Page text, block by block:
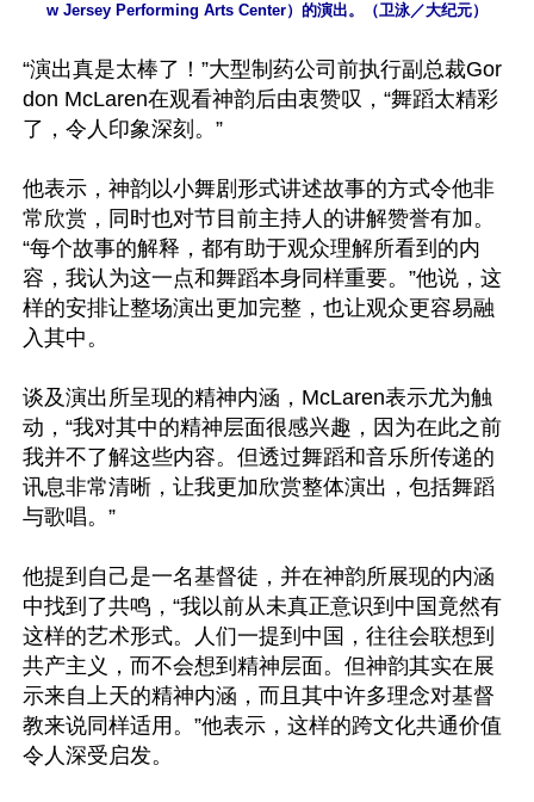
w Jersey Performing Arts Center）的演出。（卫泳／大纪元）
“演出真是太棒了！”大型制药公司前执行副总裁Gor
don McLaren在观看神韵后由衷赞叹，“舞蹈太精彩
了，令人印象深刻。”
他表示，神韵以小舞剧形式讲述故事的方式令他非
常欣赏，同时也对节目前主持人的讲解赞誉有加。
“每个故事的解释，都有助于观众理解所看到的内
容，我认为这一点和舞蹈本身同样重要。”他说，这
样的安排让整场演出更加完整，也让观众更容易融
入其中。
谈及演出所呈现的精神内涵，McLaren表示尤为触
动，“我对其中的精神层面很感兴趣，因为在此之前
我并不了解这些内容。但透过舞蹈和音乐所传递的
讯息非常清晰，让我更加欣赏整体演出，包括舞蹈
与歌唱。”
他提到自己是一名基督徒，并在神韵所展现的内涵
中找到了共鸣，“我以前从未真正意识到中国竟然有
这样的艺术形式。人们一提到中国，往往会联想到
共产主义，而不会想到精神层面。但神韵其实在展
示来自上天的精神内涵，而且其中许多理念对基督
教来说同样适用。”他表示，这样的跨文化共通价值
令人深受启发。